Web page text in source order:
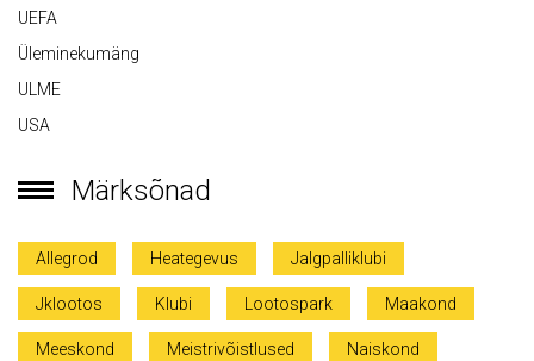
UEFA
Üleminekumäng
ULME
USA
Märksõnad
Allegrod Heategevus Jalgpalliklubi
Jklootos Klubi Lootospark Maakond
Meeskond Meistrivõistlused Naiskond